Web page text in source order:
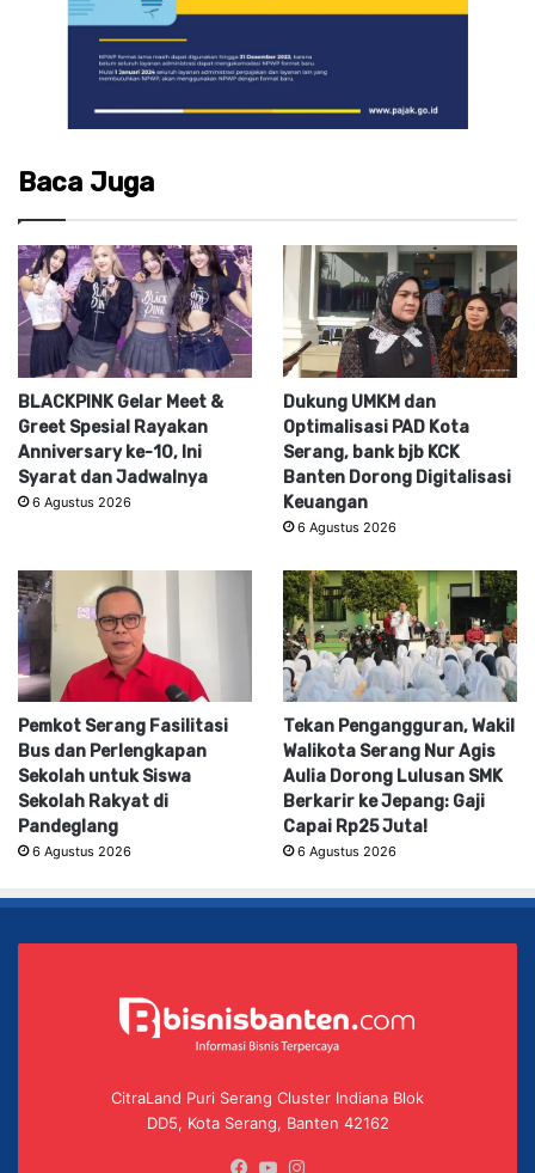
Baca Juga
BLACKPINK Gelar Meet &
Greet Spesial Rayakan
Anniversary ke-10, Ini
Syarat dan Jadwalnya
6 Agustus 2026
Dukung UMKM dan
Optimalisasi PAD Kota
Serang, bank bjb KCK
Banten Dorong Digitalisasi
Keuangan
6 Agustus 2026
Pemkot Serang Fasilitasi
Bus dan Perlengkapan
Sekolah untuk Siswa
Sekolah Rakyat di
Pandeglang
6 Agustus 2026
Tekan Pengangguran, Wakil
Walikota Serang Nur Agis
Aulia Dorong Lulusan SMK
Berkarir ke Jepang: Gaji
Capai Rp25 Juta!
6 Agustus 2026
CitraLand Puri Serang Cluster Indiana Blok
DD5, Kota Serang, Banten 42162
Facebook
YouTube